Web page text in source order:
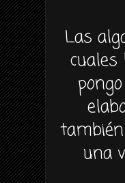
Las
cuales
también
una